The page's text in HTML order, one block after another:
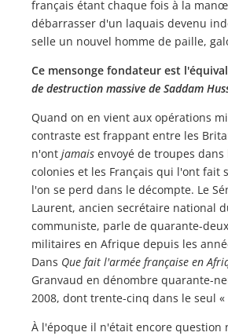
français étant chaque fois à la
débarrasser d'un laquais devenu
selle un nouvel homme de paille,
Ce mensonge fondateur est
de destruction massive de Saddam
Quand on en vient aux opérations
contraste est frappant entre les
n'ont jamais envoyé de troupes
colonies et les Français qui l'ont fait
l'on se perd dans le décompte. Le
Laurent, ancien secrétaire national
communiste, parle de quarante-
militaires en Afrique depuis les
Dans Que fait l'armée française en
Granvaud en dénombre quarante-
2008, dont trente-cinq dans le seul «
À l'époque il n'était encore question